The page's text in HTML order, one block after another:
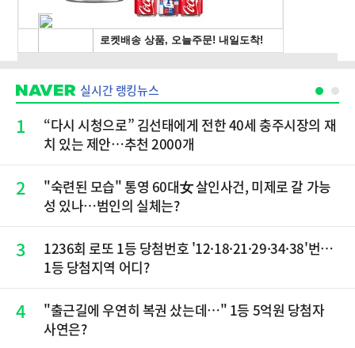
실시간 랭킹뉴스
1
“다시 시청으로” 김선태에게 전한 40세 충주시장의 재
치 있는 제안…추천 2000개
2
"숙련된 모습" 통영 60대女 살인사건, 미제로 갈 가능
성 있나…범인의 실체는?
3
1236회 로또 1등 당첨번호 '12·18·21·29·34·38'번…
1등 당첨지역 어디?
4
"출근길에 우연히 복권 샀는데…" 1등 5억원 당첨자
사연은?